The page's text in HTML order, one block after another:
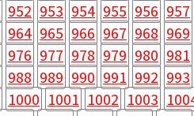
952 953 954 955 956 957
964 965 966 967 968 969
976 977 978 979 980 981
988 989 990 991 992 993
1000 1001 1002 1003